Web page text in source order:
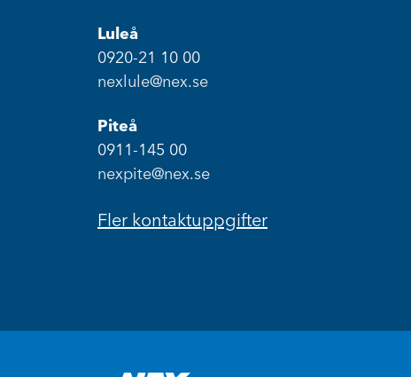
Luleå
0920-21 10 00
nexlule@nex.se
Piteå
0911-145 00
nexpite@nex.se
Fler kontaktuppgifter